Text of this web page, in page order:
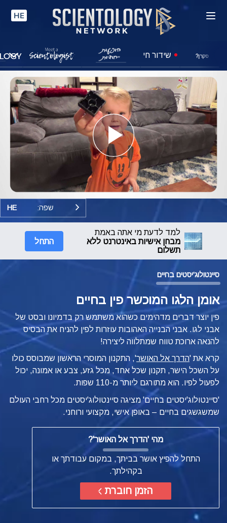
HE
סקרן? שידור חי
Play
Video
שפה: HE
למד לדעת מי אתה באמת
מבחן אישיות באינטרנט ללא
תשלום
התחל
סיינטולוג'יסטים בחיים
אומן הלגו המוכשר פין בחיים
פין יוצר דברים מדהימים כשהוא משתמש רק בדמיונו ובסט של
אבני לגו. אבני הבנייה האהובות עוזרות לפין להניח את הבסיס
להנאה ארוכת טווח שמתלווה ליצירה!
קרא את 'הדרך אל האושר', התקנון המוסרי הראשון שמבוסס כולו
על השכל הישר, תקנון שכל אחד, מכל גזע, צבע או אמונה, יכול
לפעול לפיו. הוא מתורגם ליותר מ-110 שפות.
'סיינטולוג'יסטים בחיים' מציגה סיינטולוג'יסטים מכל רחבי העולם
שמשגשגים בחיים – באופן אישי, מקצועי ורוחני.
מהי 'הדרך אל האושר'?
התחל להפיץ אושר בביתך, במקום עבודתך או
בקהילתך.
הזמן חוברת